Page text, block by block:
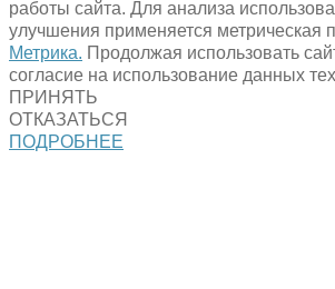
работы сайта. Для анализа
улучшения применяется метрическая
Метрика. Продолжая использовать
согласие на использование данных
ПРИНЯТЬ
ОТКАЗАТЬСЯ
ПОДРОБНЕЕ